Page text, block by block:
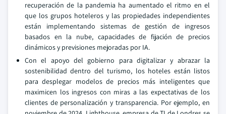
recuperación de la pandemia ha aumentado el ritmo en el
que los grupos hoteleros y las propiedades independientes
están implementando sistemas de gestión de ingresos
basados en la nube, capacidades de fijación de precios
dinámicos y previsiones mejoradas por IA.
Con el apoyo del gobierno para digitalizar y abrazar la
sostenibilidad dentro del turismo, los hoteles están listos
para desplegar modelos de precios más inteligentes que
maximicen los ingresos con miras a las expectativas de los
clientes de personalización y transparencia. Por ejemplo, en